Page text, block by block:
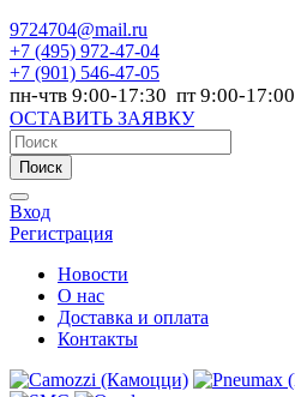
9724704@mail.ru
+7 (495) 972-47-04
+7 (901) 546-47-05
пн-чтв 9:00-17:30 пт 9:00-17:00
ОСТАВИТЬ ЗАЯВКУ
Поиск
Вход
Регистрация
Новости
О нас
Доставка и оплата
Контакты